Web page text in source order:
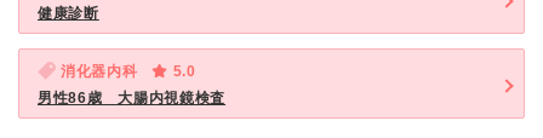
健康診断
消化器内科
5.0
男性86歳 大腸内視鏡検査